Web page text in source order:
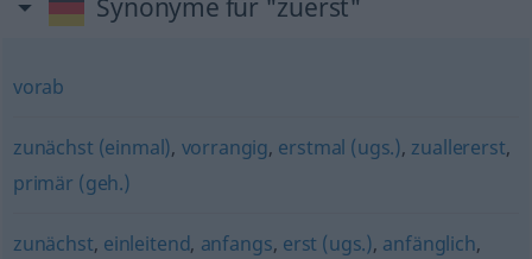
Synonyme für "zuerst"
vorab
zunächst (einmal), vorrangig, erstmal (ugs.), zuallererst,
primär (geh.)
zunächst, einleitend, anfangs, erst (ugs.), anfänglich,